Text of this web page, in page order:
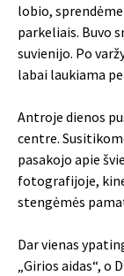
lobio,
parkeliais. Buvo
suvienijo. Po
labai laukiama
Antroje dienos
centre.
pasakojo apie
fotografijoje,
stengėmės
Dar vienas
„Girios aidas“, o